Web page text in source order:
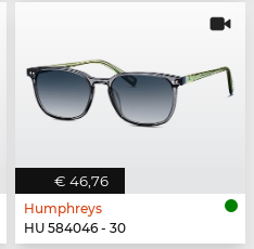
€ 46,76
Humphreys
HU 584046 - 30